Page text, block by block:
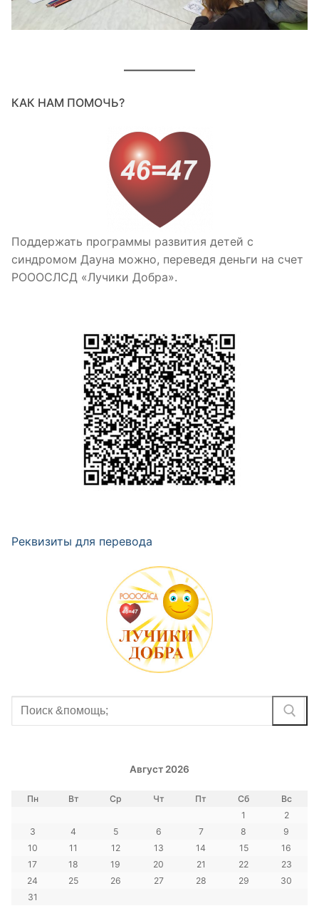
КАК НАМ ПОМОЧЬ?
Поддержать программы развития детей с
синдромом Дауна можно, переведя деньги на счет
РОООСЛСД «Лучики Добра».
Реквизиты для перевода
Найти:
Август 2026
Пн Вт Ср Чт Пт Сб
Вс
1
2
3
4 5 6 7 8
9
10
11 12 13 14 15
16
17
18 19 20 21 22
23
24
25 26 27 28 29
30
31